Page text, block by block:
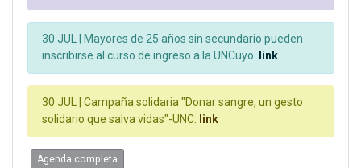
30 JUL |
Mayores de 25 años sin secundario pueden
inscribirse al curso de ingreso a la UNCuyo.
link
30 JUL |
Campaña solidaria "Donar sangre, un gesto
solidario que salva vidas"-UNC.
link
Agenda completa